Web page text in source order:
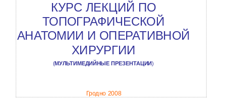
КУРС ЛЕКЦИЙ ПО
ТОПОГРАФИЧЕСКОЙ
АНАТОМИИ И ОПЕРАТИВНОЙ
ХИРУРГИИ
(МУЛЬТИМЕДИЙНЫЕ ПРЕЗЕНТАЦИИ)
Гродно 2008